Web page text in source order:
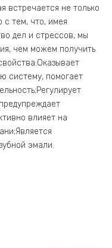
встречается не только
с тем, что, имея
дел и стрессов, мы
чем можем получить
систему, помогает
влияет на
эмали.